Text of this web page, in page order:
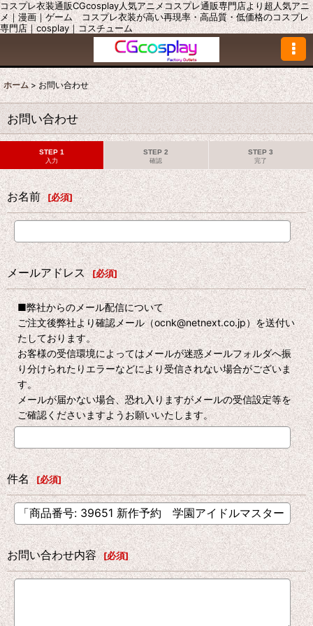
コスプレ衣装通販CGcosplay人気アニメコスプレ通販専門店より超人気アニ
メ｜漫画｜ゲーム コスプレ衣装が高い再現率・高品質・低価格のコスプレ
専門店｜cosplay｜コスチューム
ホーム > お問い合わせ
お問い合わせ
STEP 1
入力
STEP 2
確認
STEP 3
完了
お名前 [必須]
メールアドレス [必須]
■弊社からのメール配信について
ご注文後弊社より確認メール（ocnk@netnext.co.jp）を送付い
たしております。
お客様の受信環境によってはメールが迷惑メールフォルダへ振
り分けられたりエラーなどにより受信されない場合がございま
す。
メールが届かない場合、恐れ入りますがメールの受信設定等を
ご確認くださいますようお願いいたします。
件名 [必須]
お問い合わせ内容 [必須]